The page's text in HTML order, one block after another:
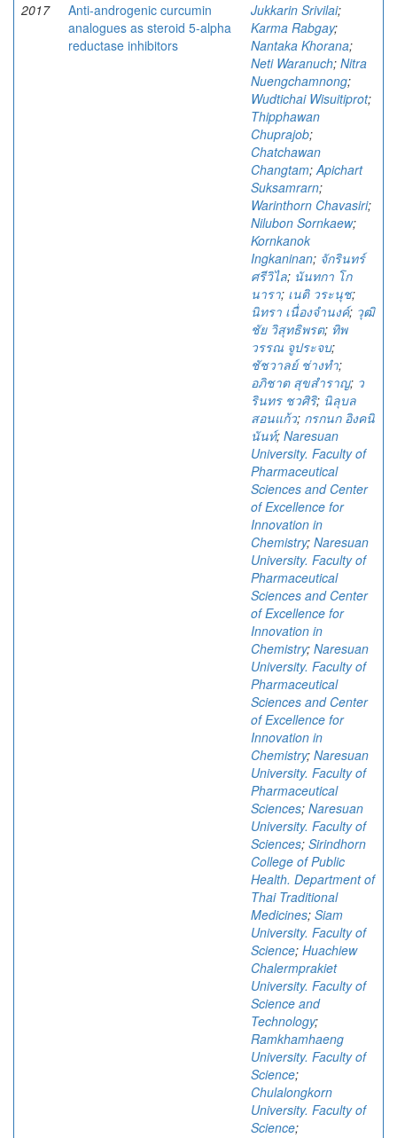
2017
Anti-androgenic curcumin
analogues as steroid 5-alpha
reductase inhibitors
Jukkarin Srivilai;
Karma Rabgay;
Nantaka Khorana;
Neti Waranuch; Nitra
Nuengchamnong;
Wudtichai Wisuitiprot;
Thipphawan
Chuprajob;
Chatchawan
Changtam;Apichart
Suksamrarn;
Warinthorn Chavasiri;
Nilubon Sornkaew;
Kornkanok
Ingkaninan; จักรินทร์
ศรีวิไล; นันทกา โก
นารา; เนติ วระนุช;
นิทรา เนื่องจำนงค์; วุฒิ
ชัย วิสุทธิพรต; ทิพ
วรรณ จูประจบ;
ชัชวาลย์ ช่างทำ;
อภิชาต สุขสำราญ; ว
รินทร ชวศิริ; นิลุบล
สอนแก้ว; กรกนก อิงคนิ
นันท์; Naresuan
University. Faculty of
Pharmaceutical
Sciences and Center
of Excellence for
Innovation in
Chemistry; Naresuan
University. Faculty of
Pharmaceutical
Sciences and Center
of Excellence for
Innovation in
Chemistry; Naresuan
University. Faculty of
Pharmaceutical
Sciences and Center
of Excellence for
Innovation in
Chemistry; Naresuan
University. Faculty of
Pharmaceutical
Sciences; Naresuan
University. Faculty of
Sciences; Sirindhorn
College of Public
Health. Department of
Thai Traditional
Medicines; Siam
University. Faculty of
Science; Huachiew
Chalermprakiet
University. Faculty of
Science and
Technology;
Ramkhamhaeng
University. Faculty of
Science;
Chulalongkorn
University. Faculty of
Science;